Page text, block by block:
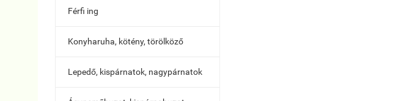
Férfi ing
Konyharuha, kötény, törölköző
Lepedő, kispárnatok, nagypárnatok